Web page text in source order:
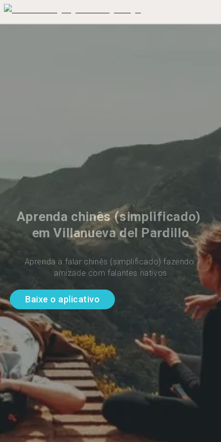
Aprenda chinês (simplificado)
em Villanueva del Pardillo
Aprenda a falar chinês (simplificado) fazendo
amizade com falantes nativos
Baixe o aplicativo